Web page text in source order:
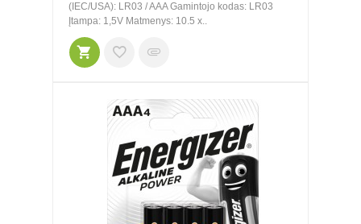
(IEC/USA): LR03 / AAA Gamintojo kodas: LR03
Įtampa: 1,5V Matmenys: 10.5 x..